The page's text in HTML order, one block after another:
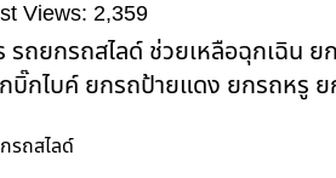
Views: 2,359
รถยกรถสไลด์ ช่วยเหลือฉุกเฉิน
บิ๊กไบค์ ยกรถป้ายแดง ยกรถหรู
รถสไลด์